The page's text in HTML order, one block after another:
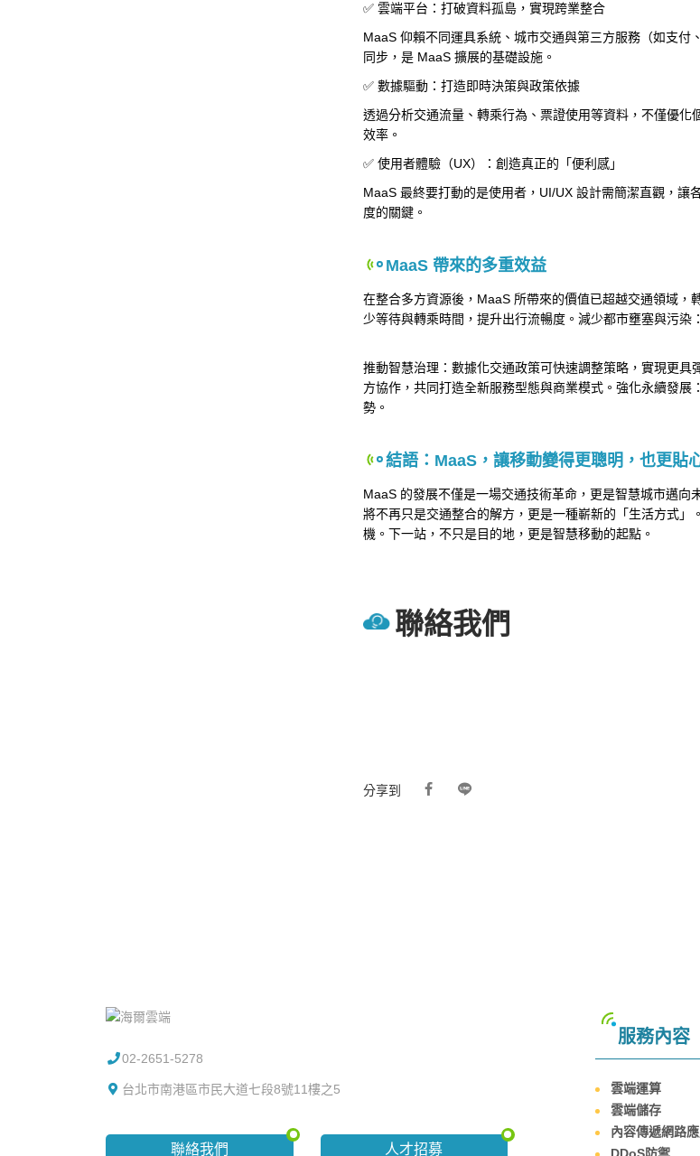
✅ 雲端平台：打破資料孤島，實現跨業整合
MaaS 仰賴不同運具系統、城市交通與第三方服務（如支
同步，是 MaaS 擴展的基礎設施。
✅ 數據驅動：打造即時決策與政策依據
透過分析交通流量、轉乘行為、票證使用等資料，不僅優
效率。
✅ 使用者體驗（UX）：創造真正的「便利感」
MaaS 最終要打動的是使用者，UI/UX 設計需簡潔直觀，
度的關鍵。
MaaS 帶來的多重效益
在整合多方資源後，MaaS 所帶來的價值已超越交通領域
少等待與轉乘時間，提升出行流暢度。減少都市壅塞與污
推動智慧治理：數據化交通政策可快速調整策略，實現更
方協作，共同打造全新服務型態與商業模式。強化永續發
勢。
結語：MaaS，讓移動變得更聰明，也更貼
MaaS 的發展不僅是一場交通技術革命，更是智慧城市邁
將不再只是交通整合的解方，更是一種嶄新的「生活方式
機。下一站，不只是目的地，更是智慧移動的起點。
聯絡我們
分享到
02-2651-5278
台北市南港區市民大道七段8號11樓之5
聯絡我們 人才招募
服務內容
雲端運算
雲端儲存
內容傳遞網路應
DDoS防禦